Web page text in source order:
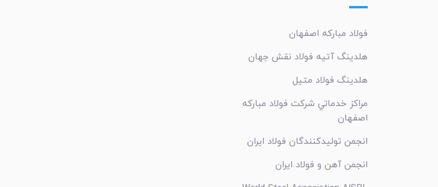
فولاد مبارکه اصفهان
هلدینگ آتیه فولاد نقش جهان
هلدینگ فولاد متیل
مراکز خدماتي شرکت فولاد مبارکه
اصفهان
انجمن تولیدکنندگان فولاد ایران
انجمن آهن و فولاد ایران